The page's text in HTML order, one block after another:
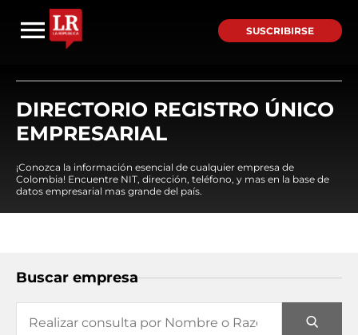
SUSCRIBIRSE
DIRECTORIO REGISTRO ÚNICO
EMPRESARIAL
¡Conozca la información esencial de cualquier empresa de
Colombia! Encuentre NIT, dirección, teléfono, y mas en la base de
datos empresarial mas grande del país.
Buscar empresa